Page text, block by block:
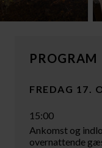
PROGRAM
FREDAG 17.
15:00
Ankomst og
overnattende